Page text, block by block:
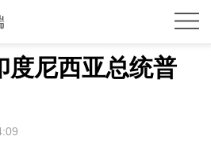
度尼西亚总统普